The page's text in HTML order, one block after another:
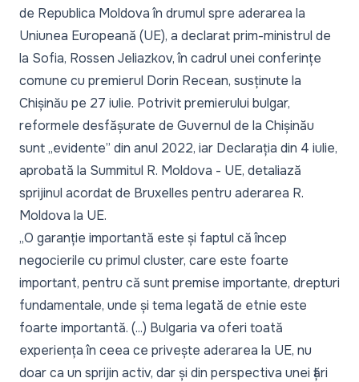
de Republica Moldova în drumul spre aderarea la
Uniunea Europeană (UE), a declarat prim-ministrul de
la Sofia, Rossen Jeliazkov, în cadrul unei conferințe
comune cu premierul Dorin Recean, susținute la
Chișinău pe 27 iulie. Potrivit premierului bulgar,
reformele desfășurate de Guvernul de la Chișinău
sunt „evidente” din anul 2022, iar Declarația din 4 iulie,
aprobată la Summitul R. Moldova - UE, detaliază
sprijinul acordat de Bruxelles pentru aderarea R.
Moldova la UE.
„O garanție importantă este și faptul că încep
negocierile cu primul cluster, care este foarte
important, pentru că sunt premise importante, drepturi
fundamentale, unde și tema legată de etnie este
foarte importantă. (...) Bulgaria va oferi toată
experiența în ceea ce privește aderarea la UE, nu
doar ca un sprijin activ, dar și din perspectiva unei țări